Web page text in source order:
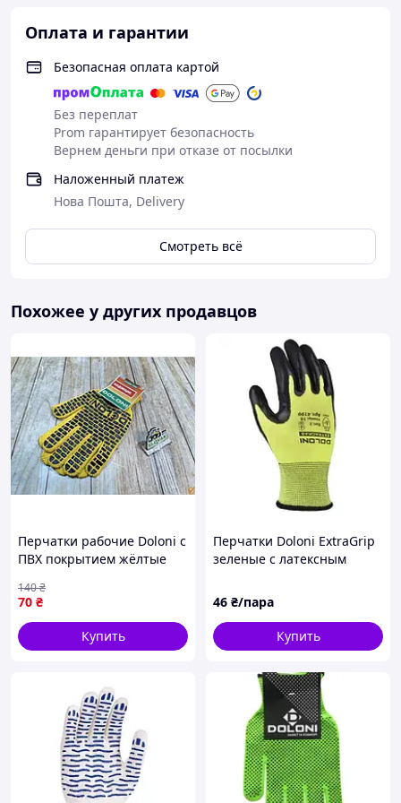
С популяризацией в нашей стране экстремального
спорта, вело туризма, тактических игр. Получила
развитие категория спортивных
перчаток изготовленных из современных
технологических материалов обеспечивающих
безопасность и комфорт.
Все перчатки и рукавицы соответствуют
разделяются по классу защиты указанным в допусках и
ГОСТах. класс защиты указан цифрами.
Оплата и гарантии
Безопасная оплата картой
Без переплат
Prom гарантирует безопасность
Вернем деньги при отказе от посылки
Наложенный платеж
Нова Пошта, Delivery
Смотреть всё
Похожее у других продавцов
Перчатки рабочие Doloni с
ПВХ покрытием жёлтые
хозяйственных работ
размер 10
70 ₴
140₴
Купить
Перчатки Doloni ExtraGrip
зеленые с латексным
(4199)
46 ₴/пара
Купить